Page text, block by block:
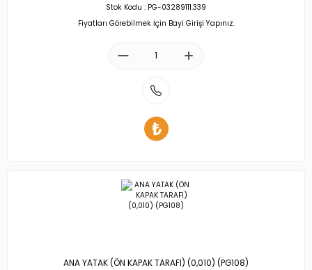
Stok Kodu : PG-03289111.339
Fiyatları Görebilmek İçin Bayi Girişi Yapınız.
ANA YATAK (ÖN KAPAK TARAFI) (0,010) (PG108)